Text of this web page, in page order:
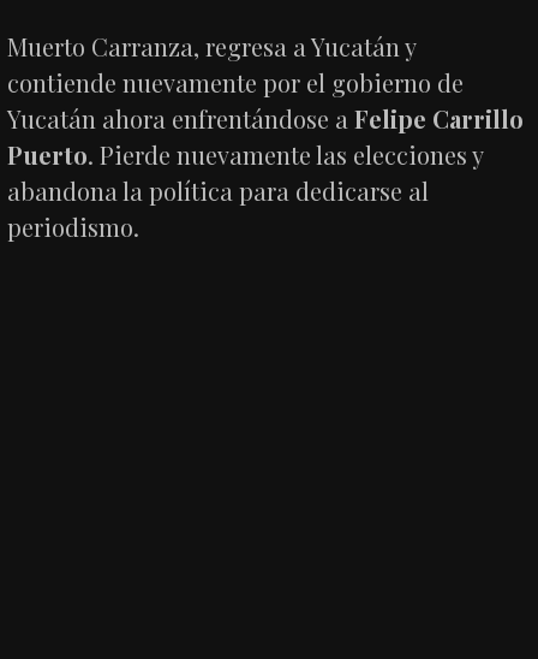
Muerto Carranza, regresa a Yucatán y
contiende nuevamente por el gobierno de
Yucatán ahora enfrentándose aFelipe Carrillo
Puerto. Pierde nuevamente las elecciones y
abandona la política para dedicarse al
periodismo.